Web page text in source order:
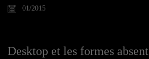
01/2015
Desktop et les formes